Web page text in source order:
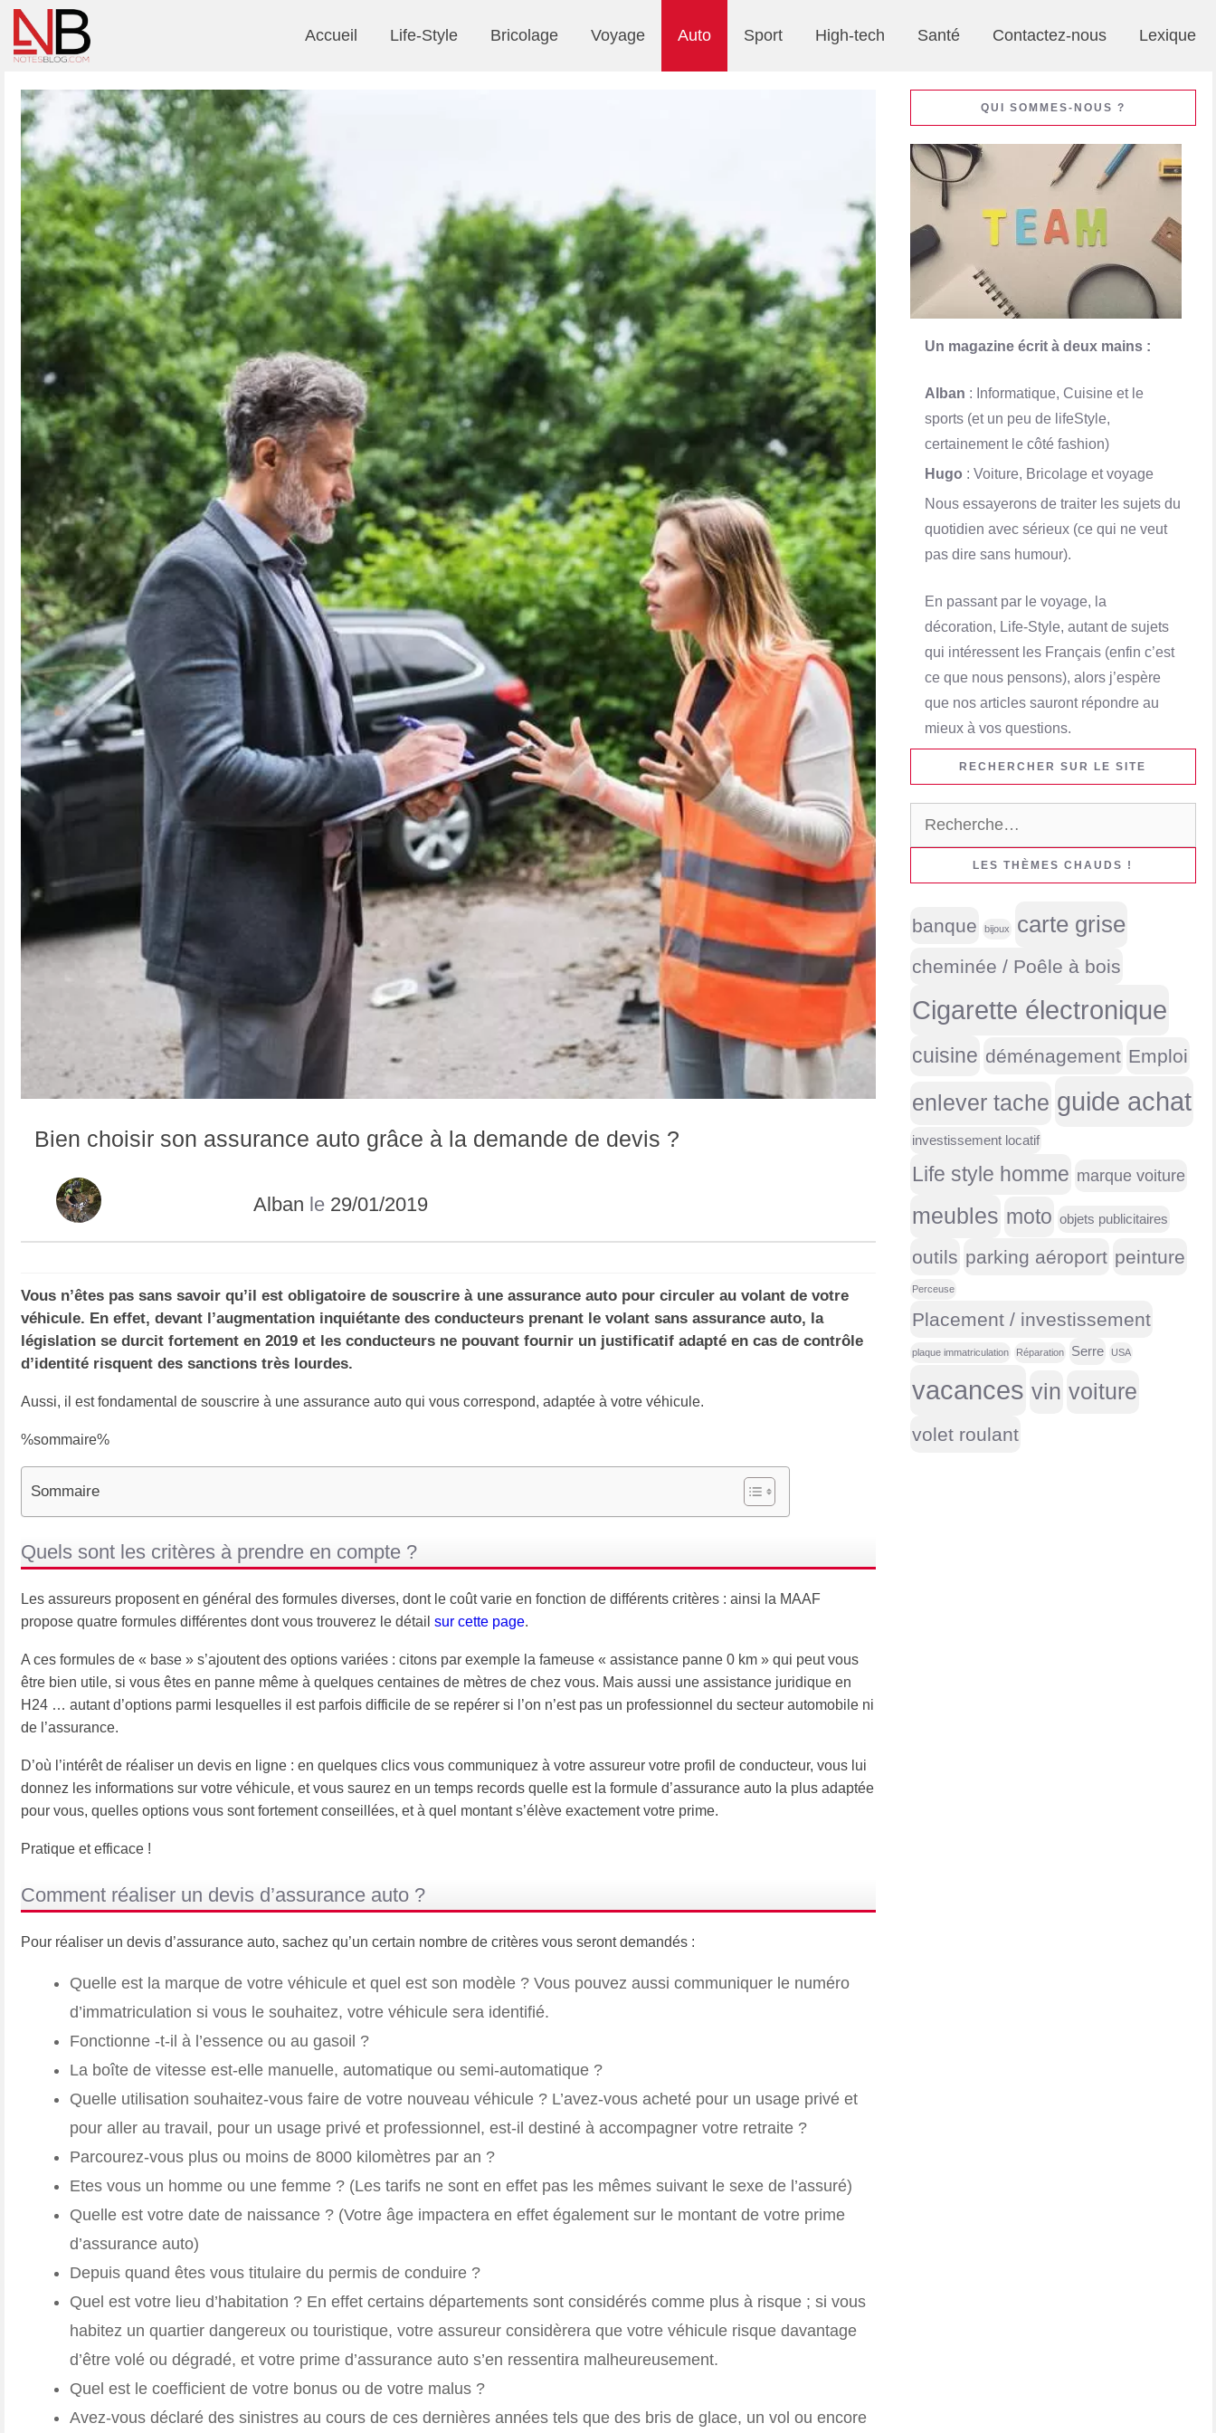
Accueil Life-Style Bricolage Voyage Auto Sport High-tech Santé Contactez-nous Lexique
Bien choisir son assurance auto grâce à la demande de devis ?
Alban le 29/01/2019
Vous n’êtes pas sans savoir qu’il est obligatoire de souscrire à une assurance auto pour circuler au volant de votre
véhicule. En effet, devant l’augmentation inquiétante des conducteurs prenant le volant sans assurance auto, la
législation se durcit fortement en 2019 et les conducteurs ne pouvant fournir un justificatif adapté en cas de contrôle
d’identité risquent des sanctions très lourdes.
Aussi, il est fondamental de souscrire à une assurance auto qui vous correspond, adaptée à votre véhicule.
%sommaire%
Sommaire
Quels sont les critères à prendre en compte ?
Les assureurs proposent en général des formules diverses, dont le coût varie en fonction de différents critères : ainsi la MAAF
propose quatre formules différentes dont vous trouverez le détail sur cette page.
A ces formules de « base » s’ajoutent des options variées : citons par exemple la fameuse « assistance panne 0 km » qui peut vous
être bien utile, si vous êtes en panne même à quelques centaines de mètres de chez vous. Mais aussi une assistance juridique en
H24 … autant d’options parmi lesquelles il est parfois difficile de se repérer si l’on n’est pas un professionnel du secteur automobile ni
de l’assurance.
D’où l’intérêt de réaliser un devis en ligne : en quelques clics vous communiquez à votre assureur votre profil de conducteur, vous lui
donnez les informations sur votre véhicule, et vous saurez en un temps records quelle est la formule d’assurance auto la plus adaptée
pour vous, quelles options vous sont fortement conseillées, et à quel montant s’élève exactement votre prime.
Pratique et efficace !
Comment réaliser un devis d’assurance auto ?
Pour réaliser un devis d’assurance auto, sachez qu’un certain nombre de critères vous seront demandés :
Quelle est la marque de votre véhicule et quel est son modèle ? Vous pouvez aussi communiquer le numéro
d’immatriculation si vous le souhaitez, votre véhicule sera identifié.
Fonctionne -t-il à l’essence ou au gasoil ?
La boîte de vitesse est-elle manuelle, automatique ou semi-automatique ?
Quelle utilisation souhaitez-vous faire de votre nouveau véhicule ? L’avez-vous acheté pour un usage privé et
pour aller au travail, pour un usage privé et professionnel, est-il destiné à accompagner votre retraite ?
Parcourez-vous plus ou moins de 8000 kilomètres par an ?
Etes vous un homme ou une femme ? (Les tarifs ne sont en effet pas les mêmes suivant le sexe de l’assuré)
Quelle est votre date de naissance ? (Votre âge impactera en effet également sur le montant de votre prime
d’assurance auto)
Depuis quand êtes vous titulaire du permis de conduire ?
Quel est votre lieu d’habitation ? En effet certains départements sont considérés comme plus à risque ; si vous
habitez un quartier dangereux ou touristique, votre assureur considèrera que votre véhicule risque davantage
d’être volé ou dégradé, et votre prime d’assurance auto s’en ressentira malheureusement.
Quel est le coefficient de votre bonus ou de votre malus ?
Avez-vous déclaré des sinistres au cours de ces dernières années tels que des bris de glace, un vol ou encore
QUI SOMMES-NOUS ?
Un magazine écrit à deux mains :
Alban : Informatique, Cuisine et le
sports (et un peu de lifeStyle,
certainement le côté fashion)
Hugo : Voiture, Bricolage et voyage
Nous essayerons de traiter les sujets du
quotidien avec sérieux (ce qui ne veut
pas dire sans humour).
En passant par le voyage, la
décoration, Life-Style, autant de sujets
qui intéressent les Français (enfin c’est
ce que nous pensons), alors j’espère
que nos articles sauront répondre au
mieux à vos questions.
RECHERCHER SUR LE SITE
LES THÈMES CHAUDS !
banque bijoux carte grise
cheminée / Poêle à bois
Cigarette électronique
cuisine déménagement Emploi
enlever tache guide achat
investissement locatif
Life style homme marque voiture
meubles moto objets publicitaires
outils parking aéroport peinture
Perceuse
Placement / investissement
plaque immatriculation Réparation Serre USA
vacances vin voiture
volet roulant